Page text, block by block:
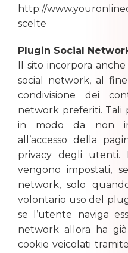
http://
scelte
Plugin Social
Il sito incorpora
social network, al
condivisione dei
network preferiti. Tali
in modo da non
all’accesso della
privacy degli utenti.
vengono impostati,
network, solo
volontario uso del
se l’utente naviga
network allora ha già
cookie veicolati